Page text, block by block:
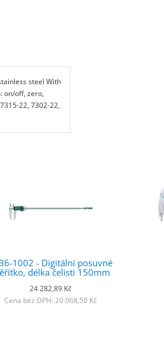
steel With
on/off, zero,
22, 7302-22,
1002 - Digitální posuvné
délka čelisti 150mm
24 282,89 Kč
Cena bez DPH: 20 068,50 Kč